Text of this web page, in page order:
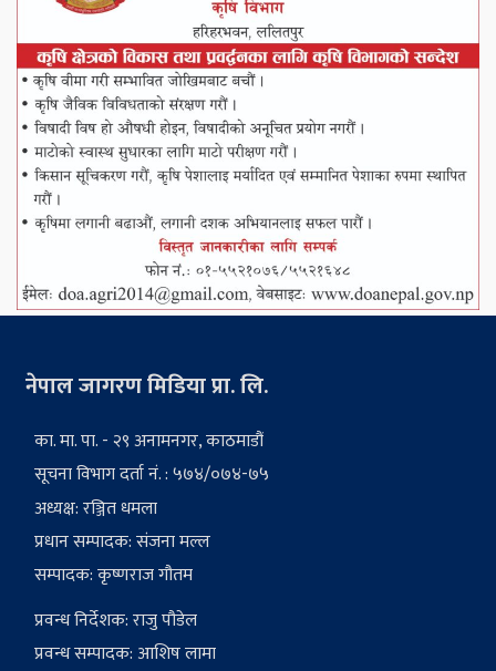
नेपाल जागरण मिडिया प्रा. लि.
का. मा. पा. - २९ अनामनगर, काठमाडौं
सूचना विभाग दर्ता नं. : ५७४/०७४-७५
अध्यक्ष: रञ्जित धमला
प्रधान सम्पादक: संजना मल्ल
सम्पादक: कृष्णराज गौतम
प्रवन्ध निर्देशक: राजु पौडेल
प्रवन्ध सम्पादक: आशिष लामा